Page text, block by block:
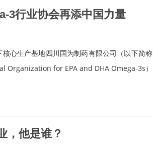
3行业协会再添中国力量
心生产基地四川国为制药有限公司（以下简称
Organization for EPA and DHA Omega-3s）
，他是谁？